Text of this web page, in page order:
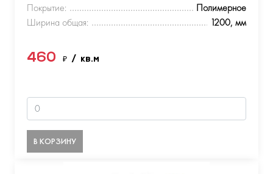
Покрытие:
Полимерное
Ширина общая:
1200, мм
460 ₽ / кв.м
В КОРЗИНУ